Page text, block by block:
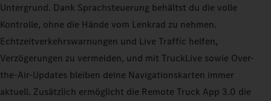
Untergrund. Dank Sprachsteuerung behältst du die volle
Kontrolle, ohne die Hände vom Lenkrad zu nehmen.
Echtzeitverkehrswarnungen und Live Traffic helfen,
Verzögerungen zu vermeiden, und mit TruckLive sowie Over-
the-Air-Updates bleiben deine Navigationskarten immer
aktuell. Zusätzlich ermöglicht die Remote Truck App 3.0 die